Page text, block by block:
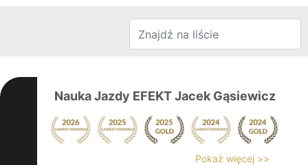
Nauka Jazdy EFEKT Jacek Gąsiewicz
Pokaż więcej >>